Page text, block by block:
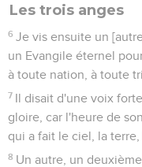
Les trois anges
6 Je vis ensuite un
un Evangile éternel
à toute nation, à toute
7 Il disait d'une voix
gloire, car l'heure de
qui a fait le ciel, la
8 Un autre, un